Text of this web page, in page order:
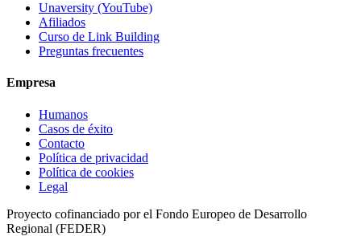
Unaversity (YouTube)
Afiliados
Curso de Link Building
Preguntas frecuentes
Empresa
Humanos
Casos de éxito
Contacto
Política de privacidad
Política de cookies
Legal
Proyecto cofinanciado por el Fondo Europeo de Desarrollo
Regional (FEDER)